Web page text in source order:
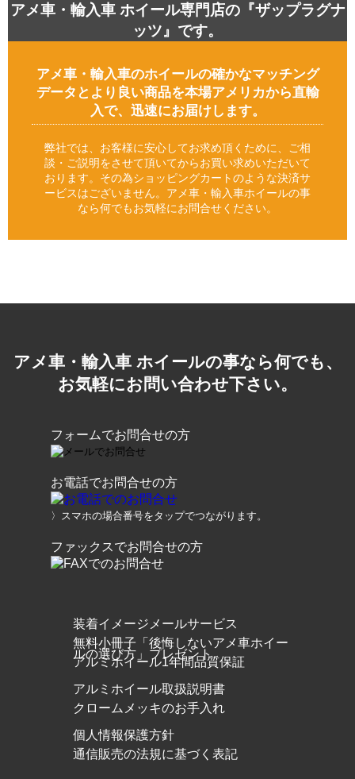
アメ車・輸入車 ホイール専門店の『ザップラグナ
ッツ』です。
アメ車・輸入車のホイールの確かなマッチング
データとより良い商品を本場アメリカから直輸
入で、迅速にお届けします。
弊社では、お客様に安心してお求め頂くために、ご相
談・ご説明をさせて頂いてからお買い求めいただいて
おります。その為ショッピングカートのような決済サ
ービスはございません。アメ車・輸入車ホイールの事
なら何でもお気軽にお問合せください。
アメ車・輸入車 ホイールの事なら何でも、
お気軽にお問い合わせ下さい。
フォームでお問合せの方
お電話でお問合せの方
〉スマホの場合番号をタップでつながります。
ファックスでお問合せの方
装着イメージメールサービス
無料小冊子「後悔しないアメ車ホイー
ルの選び方」プレゼント
アルミホイール1年間品質保証
アルミホイール取扱説明書
クロームメッキのお手入れ
個人情報保護方針
通信販売の法規に基づく表記